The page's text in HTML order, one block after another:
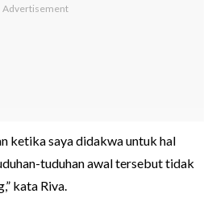
ketika saya didakwa untuk hal
tuduhan awal tersebut tidak
kata Riva.